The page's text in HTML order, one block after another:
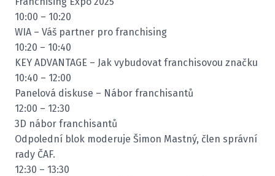
10:00 – 10:20
WIA – Váš partner pro franchising
10:20 – 10:40
KEY ADVANTAGE – Jak vybudovat franchisovou značku
10:40 – 12:00
Panelová diskuse – Nábor franchisantů
12:00 – 12:30
3D nábor franchisantů
Odpolední blok moderuje Šimon Mastný, člen správní
rady ČAF.
12:30 – 13:30